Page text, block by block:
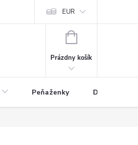
Podmienky ochrany osobných údajov
EUR
NÁKUPNÝ
Prázdny košík
Peňaženky Drogéria